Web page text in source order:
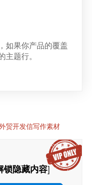
如果你产品的覆盖
题行。
贸开发信写作素材
锁隐藏内容]